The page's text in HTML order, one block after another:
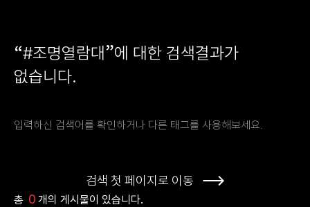
“#조명열람대”에 대한 검색결과가
없습니다.
입력하신 검색어를 확인하거나 다른 태그를 사용해보세요.
검색 첫 페이지로 이동
총 0 개의 게시물이 있습니다.